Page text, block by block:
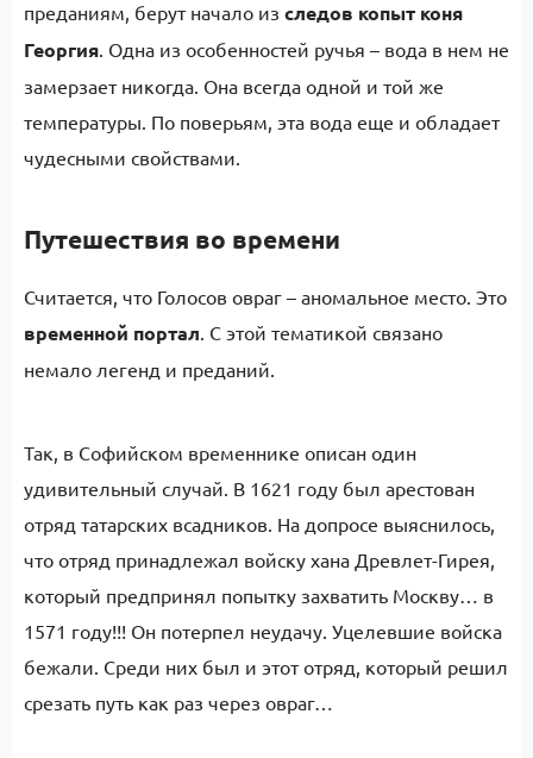
преданиям, берут начало из следов копыт коня
Георгия. Одна из особенностей ручья – вода в нем не
замерзает никогда. Она всегда одной и той же
температуры. По поверьям, эта вода еще и обладает
чудесными свойствами.
Путешествия во времени
Считается, что Голосов овраг – аномальное место. Это
временной портал. С этой тематикой связано
немало легенд и преданий.
Так, в Софийском временнике описан один
удивительный случай. В 1621 году был арестован
отряд татарских всадников. На допросе выяснилось,
что отряд принадлежал войску хана Древлет-Гирея,
который предпринял попытку захватить Москву… в
1571 году!!! Он потерпел неудачу. Уцелевшие войска
бежали. Среди них был и этот отряд, который решил
срезать путь как раз через овраг…